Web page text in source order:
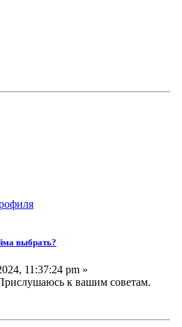
выбрать?
11:37:24 pm »
к вашим советам.